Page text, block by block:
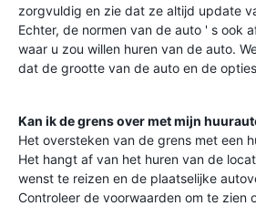
zorgvuldig en zie dat ze altijd update
Echter, de normen van de auto ' s ook
waar u zou willen huren van de auto.
dat de grootte van de auto en de
Kan ik de grens over met mijn
Het oversteken van de grens met een
Het hangt af van het huren van de
wenst te reizen en de plaatselijke
Controleer de voorwaarden om te zien